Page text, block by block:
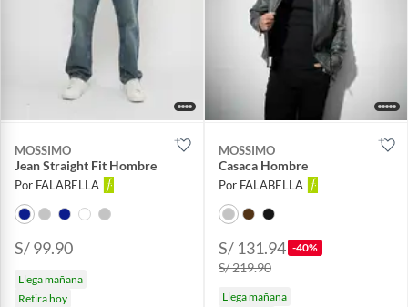
MOSSIMO
Jean Straight Fit Hombre
Por FALABELLA
S/ 99.90
Llega mañana
Retira hoy
MOSSIMO
Casaca Hombre
Por FALABELLA
S/ 131.94 -40%
S/ 219.90
Llega mañana